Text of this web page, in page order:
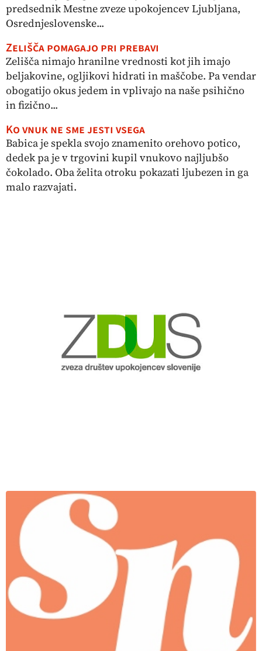
predsednik Mestne zveze upokojencev Ljubljana,
Osrednjeslovenske...
Zelišča pomagajo pri prebavi
Zelišča nimajo hranilne vrednosti kot jih imajo
beljakovine, ogljikovi hidrati in maščobe. Pa vendar
obogatijo okus jedem in vplivajo na naše psihično
in fizično...
Ko vnuk ne sme jesti vsega
Babica je spekla svojo znamenito orehovo potico,
dedek pa je v trgovini kupil vnukovo najljubšo
čokolado. Oba želita otroku pokazati ljubezen in ga
malo razvajati.